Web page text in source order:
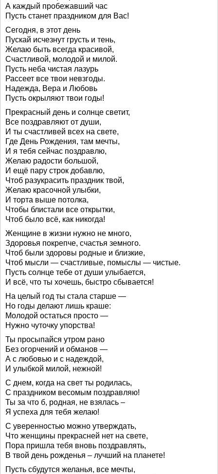
А каждый пробежавший час
Пусть станет праздником для Вас!
Сегодня, в этот день
Пускай исчезнут грусть и тень,
Желаю быть всегда красивой,
Счастливой, молодой и милой.
Пусть неба чистая лазурь
Рассеет все твои невзгоды.
Надежда, Вера и Любовь
Пусть окрыляют твои годы!
Прекрасный день и солнце светит,
Все поздравляют от души,
И ты счастливей всех на свете,
Где День Рождения, там мечты,
И я тебя сейчас поздравлю,
Желаю радости большой,
И ещё пару строк добавлю,
Чтоб разукрасить праздник твой,
Желаю красочной улыбки,
И торта выше потолка,
Чтобы блистали все открытки,
Чтоб было всё, как никогда!
Женщине в жизни нужно не много,
Здоровья покрепче, счастья земного.
Чтоб были здоровы родные и близкие,
Чтоб мысли — счастливые, помыслы — чистые.
Пусть солнце тебе от души улыбается,
И всё, что ты хочешь, быстро сбывается!
На целый год ты стала старше —
Но годы делают лишь краше:
Молодой остаться просто —
Нужно чуточку упорства!
Ты просыпайся утром рано
Без огорчений и обманов —
А с любовью и с надеждой,
И улыбкой милой, нежной!
С днем, когда на свет ты родилась,
С праздником весомым поздравляю!
Ты за что б, родная, не взялась –
Я успеха для тебя желаю!
С уверенностью можно утверждать,
Что женщины прекрасней нет на свете,
Пора пришла тебя вновь поздравлять,
В твой день рожденья – лучший на планете!
Пусть сбудутся желанья, все мечты,